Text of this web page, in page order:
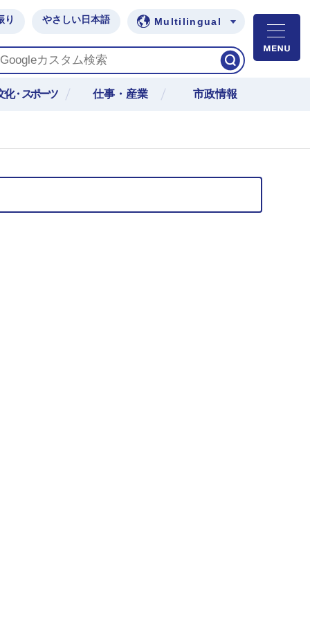
り やさしい日本語 Multilingual
化・スポーツ 仕事・産業 市政情報